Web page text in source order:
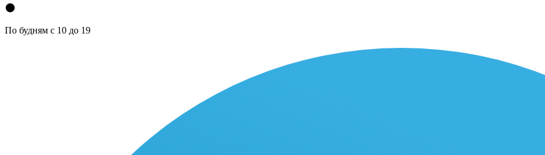
По будням с 10 до 19